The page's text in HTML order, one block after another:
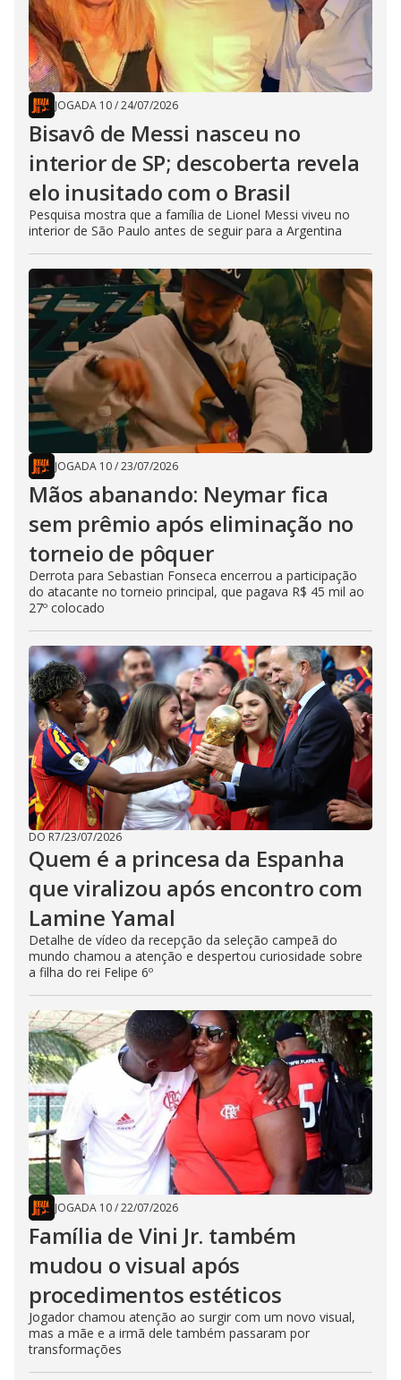
JOGADA 10/24/07/2026
Bisavô de Messi nasceu no
interior de SP; descoberta revela
elo inusitado com o Brasil
Pesquisa mostra que a família de Lionel Messi viveu no
interior de São Paulo antes de seguir para a Argentina
JOGADA 10/23/07/2026
Mãos abanando: Neymar fica
sem prêmio após eliminação no
torneio de pôquer
Derrota para Sebastian Fonseca encerrou a participação
do atacante no torneio principal, que pagava R$ 45 mil ao
27º colocado
DO R7/23/07/2026
Quem é a princesa da Espanha
que viralizou após encontro com
Lamine Yamal
Detalhe de vídeo da recepção da seleção campeã do
mundo chamou a atenção e despertou curiosidade sobre
a filha do rei Felipe 6º
JOGADA 10/22/07/2026
Família de Vini Jr. também
mudou o visual após
procedimentos estéticos
Jogador chamou atenção ao surgir com um novo visual,
mas a mãe e a irmã dele também passaram por
transformações